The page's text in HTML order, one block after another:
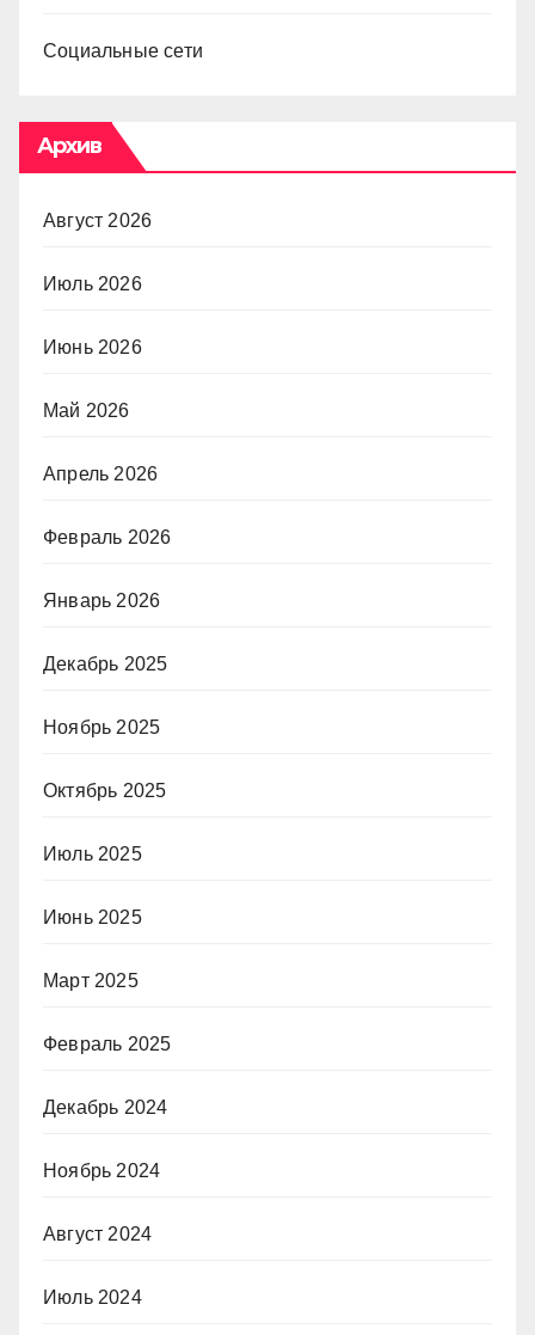
Социальные сети
Архив
Август 2026
Июль 2026
Июнь 2026
Май 2026
Апрель 2026
Февраль 2026
Январь 2026
Декабрь 2025
Ноябрь 2025
Октябрь 2025
Июль 2025
Июнь 2025
Март 2025
Февраль 2025
Декабрь 2024
Ноябрь 2024
Август 2024
Июль 2024